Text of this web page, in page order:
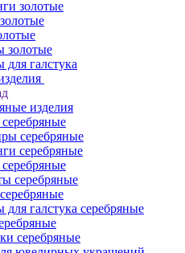
золотые
золотые
галстука
изделия
серебряные
серебряные
серебряные
галстука серебряные
серебряные